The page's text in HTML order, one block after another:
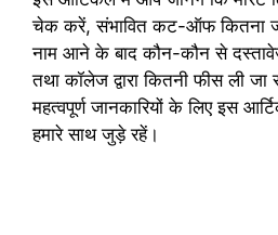
चेक करें, संभावित कट-ऑफ कितना
नाम आने के बाद कौन-कौन से
तथा कॉलेज द्वारा कितनी फीस ली
महत्वपूर्ण जानकारियों के लिए इस
हमारे साथ जुड़े रहें।